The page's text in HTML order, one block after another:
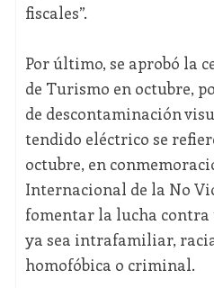
fiscales”.
Por último, se aprobó la
de Turismo en octubre,
de descontaminación
tendido eléctrico se
octubre, en
Internacional de la No
fomentar la lucha contra
ya sea intrafamiliar,
homofóbica o criminal.